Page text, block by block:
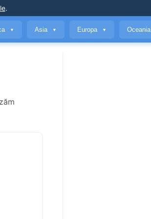
.
▼ Asia ▼ Europa ▼ Oceania